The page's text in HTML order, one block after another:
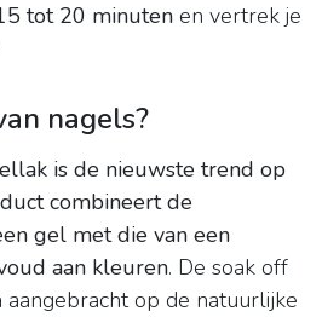
tot 20 minuten en vertrek je
nagels?
is de nieuwste trend op
combineert de
gel met die van een
aan kleuren. De soak off
op de natuurlijke